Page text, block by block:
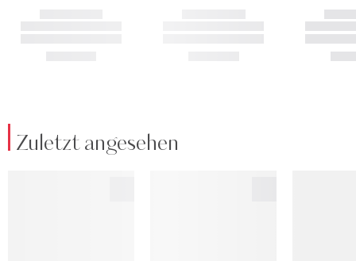
Zuletzt angesehen